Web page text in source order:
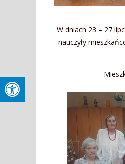
W dniach 23 – 27
nauczyły